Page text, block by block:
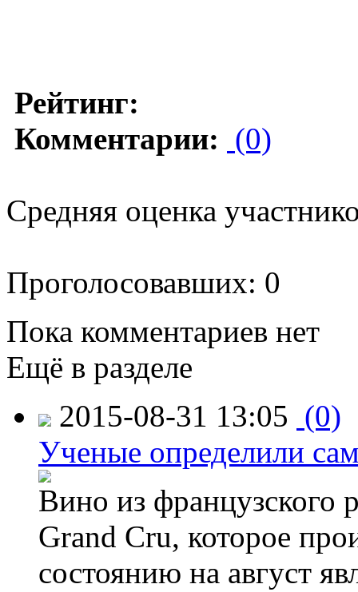
Рейтинг:
Комментарии: (0)
Средняя оценка
Проголосовавших: 0
Пока комментариев нет
Ещё в разделе
2015-08-31 13:05 (0)
Ученые определили
Вино из французского
Grand Cru, которое
состоянию на август